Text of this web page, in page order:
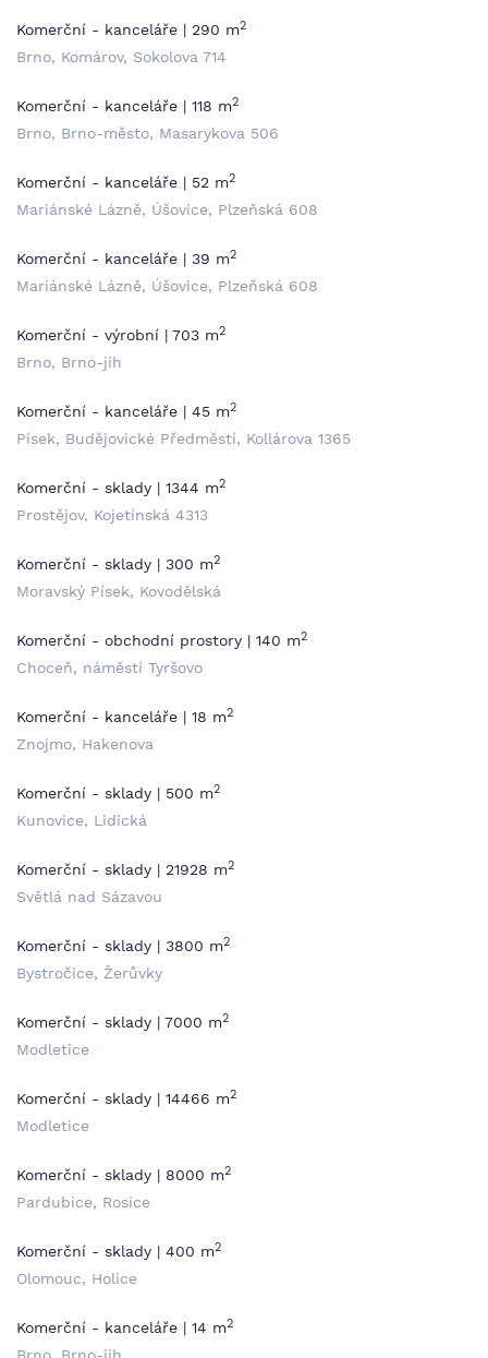
Komerční - kanceláře | 290 m2
Brno, Komárov, Sokolova 714
Komerční - kanceláře | 118 m2
Brno, Brno-město, Masarykova 506
Komerční - kanceláře | 52 m2
Mariánské Lázně, Úšovice, Plzeňská 608
Komerční - kanceláře | 39 m2
Mariánské Lázně, Úšovice, Plzeňská 608
Komerční - výrobní | 703 m2
Brno, Brno-jih
Komerční - kanceláře | 45 m2
Písek, Budějovické Předměstí, Kollárova 1365
Komerční - sklady | 1344 m2
Prostějov, Kojetínská 4313
Komerční - sklady | 300 m2
Moravský Písek, Kovodělská
Komerční - obchodní prostory | 140 m2
Choceň, náměstí Tyršovo
Komerční - kanceláře | 18 m2
Znojmo, Hakenova
Komerční - sklady | 500 m2
Kunovice, Lidická
Komerční - sklady | 21928 m2
Světlá nad Sázavou
Komerční - sklady | 3800 m2
Bystročice, Žerůvky
Komerční - sklady | 7000 m2
Modletice
Komerční - sklady | 14466 m2
Modletice
Komerční - sklady | 8000 m2
Pardubice, Rosice
Komerční - sklady | 400 m2
Olomouc, Holice
Komerční - kanceláře | 14 m2